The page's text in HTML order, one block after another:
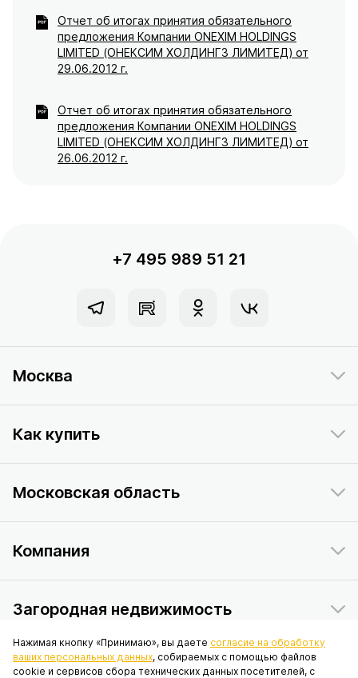
Отчет об итогах принятия обязательного
предложения Компании ONEXIM HOLDINGS
LIMITED (ОНЕКСИМ ХОЛДИНГЗ ЛИМИТЕД) от
29.06.2012 г.
Отчет об итогах принятия обязательного
предложения Компании ONEXIM HOLDINGS
LIMITED (ОНЕКСИМ ХОЛДИНГЗ ЛИМИТЕД) от
26.06.2012 г.
+7 495 989 51 21
Москва
Как купить
Московская область
Компания
Загородная недвижимость
Данный интернет-сайт носит исключительно информационный
Нажимая кнопку «Принимаю», вы даете согласие на обработку
ваших персональных данных, собираемых с помощью файлов
cookie и сервисов сбора технических данных посетителей, с